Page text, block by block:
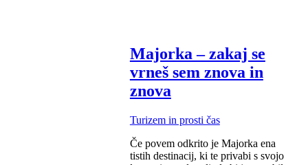
Majorka – zakaj se
vrneš sem znova in
znova
Turizem in prosti čas
Če povem odkrito je Majorka ena
tistih destinacij, ki te privabi s svojo